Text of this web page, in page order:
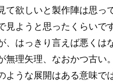
て欲しいと製作陣は思っ
見ようと思ったくらいで
、はっきり言えば悪くは
理矢理、なおかつ古い。
ような展開はある意味で